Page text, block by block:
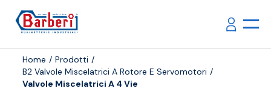
Home
Prodotti
B2 Valvole Miscelatrici A Rotore E Servomotori
Valvole Miscelatrici A 4 Vie